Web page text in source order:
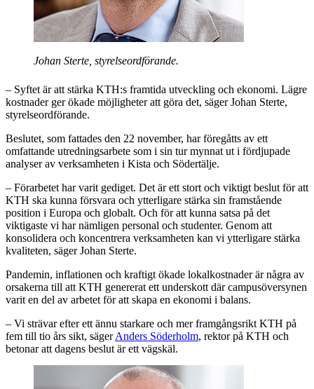
Johan Sterte, styrelseordförande.
– Syftet är att stärka KTH:s framtida utveckling och ekonomi. Lägre
kostnader ger ökade möjligheter att göra det, säger Johan Sterte,
styrelseordförande.
Beslutet, som fattades den 22 november, har föregåtts av ett
omfattande utredningsarbete som i sin tur mynnat ut i fördjupade
analyser av verksamheten i Kista och Södertälje.
– Förarbetet har varit gediget. Det är ett stort och viktigt beslut för att
KTH ska kunna försvara och ytterligare stärka sin framstående
position i Europa och globalt. Och för att kunna satsa på det
viktigaste vi har nämligen personal och studenter. Genom att
konsolidera och koncentrera verksamheten kan vi ytterligare stärka
kvaliteten, säger Johan Sterte.
Pandemin, inflationen och kraftigt ökade lokalkostnader är några av
orsakerna till att KTH genererat ett underskott där campusöversynen
varit en del av arbetet för att skapa en ekonomi i balans.
– Vi strävar efter ett ännu starkare och mer framgångsrikt KTH på
fem till tio års sikt, sägerAnders Söderholm, rektor på KTH och
betonar att dagens beslut är ett vägskäl.